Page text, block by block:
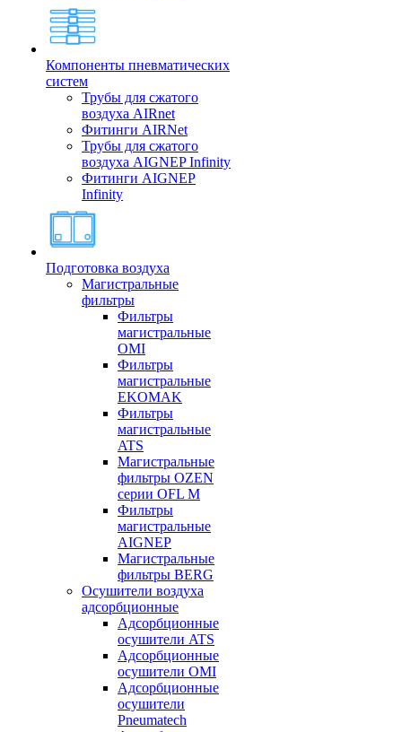
Компоненты пневматических
систем
Трубы для сжатого
воздуха AIRnet
Фитинги AIRNet
Трубы для сжатого
воздуха AIGNEP Infinity
Фитинги AIGNEP
Infinity
Подготовка воздуха
Магистральные
фильтры
Фильтры
магистральные
OMI
Фильтры
магистральные
EKOMAK
Фильтры
магистральные
ATS
Магистральные
фильтры OZEN
серии OFL M
Фильтры
магистральные
AIGNEP
Магистральные
фильтры BERG
Осушители воздуха
адсорбционные
Адсорбционные
осушители ATS
Адсорбционные
осушители OMI
Адсорбционные
осушители
Pneumatech